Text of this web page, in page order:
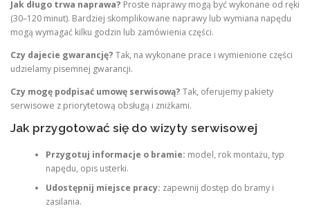
Jak długo trwa naprawa? Proste naprawy mogą być wykonane od ręki
(30–120 minut). Bardziej skomplikowane naprawy lub wymiana napędu
mogą wymagać kilku godzin lub zamówienia części.
Czy dajecie gwarancję? Tak, na wykonane prace i wymienione części
udzielamy pisemnej gwarancji.
Czy mogę podpisać umowę serwisową? Tak, oferujemy pakiety
serwisowe z priorytetową obsługą i zniżkami.
Jak przygotować się do wizyty serwisowej
Przygotuj informacje o bramie: model, rok montażu, typ
napędu, opis usterki.
Udostępnij miejsce pracy: zapewnij dostęp do bramy i
zasilania.